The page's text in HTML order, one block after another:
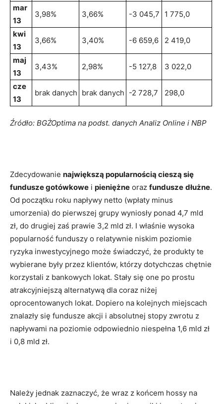
mar
13
3,98% 3,66% -3 045,7 1 775,0
kwi
13
3,66% 3,40% -6 659,6 2 419,0
maj
13
3,43% 2,98% -5 127,8 3 022,0
cze
13
brak danych brak danych -2 728,7 298,0
Źródło: BGŻOptima na podst. danych Analiz Online i NBP
Zdecydowanie największą popularnością cieszą się
fundusze gotówkowe i pieniężne oraz fundusze dłużne.
Od początku roku napływy netto (wpłaty minus
umorzenia) do pierwszej grupy wyniosły ponad 4,7 mld
zł, do drugiej zaś prawie 3,2 mld zł. I właśnie wysoka
popularność funduszy o relatywnie niskim poziomie
ryzyka inwestycyjnego może świadczyć, że produkty te
wybierane były przez klientów, którzy dotychczas chętnie
korzystali z bankowych lokat. Stały się one po prostu
atrakcyjniejszą alternatywą dla coraz niżej
oprocentowanych lokat. Dopiero na kolejnych miejscach
znalazły się fundusze akcji i absolutnej stopy zwrotu z
napływami na poziomie odpowiednio niespełna 1,6 mld zł
i 0,8 mld zł.
Należy jednak zaznaczyć, że wraz z końcem hossy na